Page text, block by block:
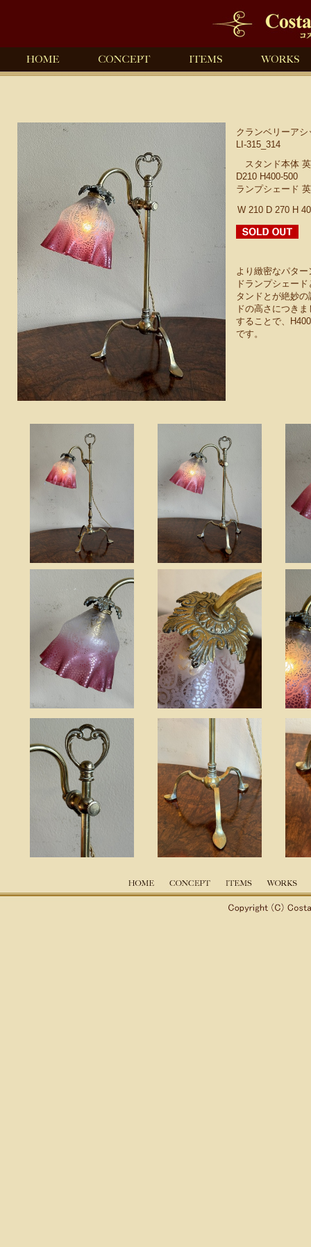
クランベリーア
LI-315_314
スタンド本体
D210 H400-500
ランプシェード
W 210 D 270 H
より緻密なパタ
ドランプシェー
タンドとが絶妙
ドの高さにつき
することで、
です。